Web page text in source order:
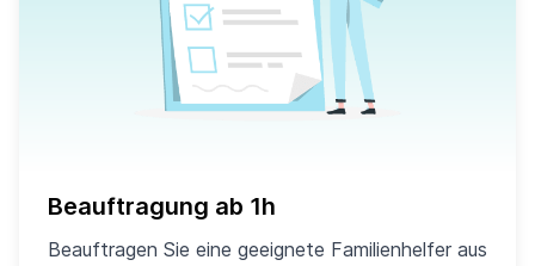
Beauftragung ab 1h
Beauftragen Sie eine geeignete Familienhelfer aus